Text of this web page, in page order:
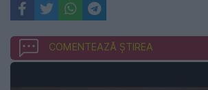
COMENTEAZĂ ȘTIREA